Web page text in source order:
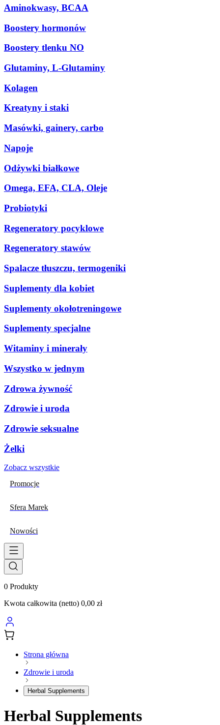
Aminokwasy, BCAA
Boostery hormonów
Boostery tlenku NO
Glutaminy, L-Glutaminy
Kolagen
Kreatyny i staki
Masówki, gainery, carbo
Napoje
Odżywki białkowe
Omega, EFA, CLA, Oleje
Probiotyki
Regeneratory pocyklowe
Regeneratory stawów
Spalacze tłuszczu, termogeniki
Suplementy dla kobiet
Suplementy okołotreningowe
Suplementy specjalne
Witaminy i minerały
Wszystko w jednym
Zdrowa żywność
Zdrowie i uroda
Zdrowie seksualne
Żelki
Zobacz wszystkie
Promocje
Sfera Marek
Nowości
0 Produkty
Kwota całkowita (netto) 0,00 zł
Strona główna
Zdrowie i uroda
Herbal Supplements
Herbal Supplements